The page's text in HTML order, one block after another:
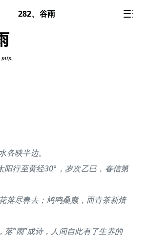
282、谷雨
各映半边。
阳行至黄经30°，岁次乙巳，春信第
落尽春去；鸠鸣桑巅，而青茶新焙
落“雨”成诗，人间自此有了生养的